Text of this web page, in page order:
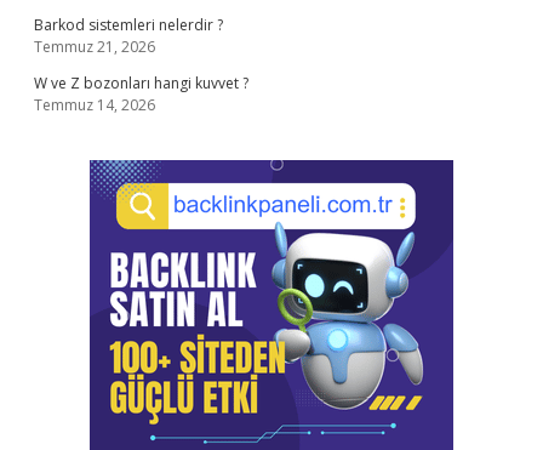
Barkod sistemleri nelerdir ?
Temmuz 21, 2026
W ve Z bozonları hangi kuvvet ?
Temmuz 14, 2026